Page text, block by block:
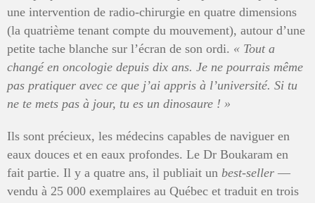
une intervention de radio-chirurgie en quatre dimensions
(la quatrième tenant compte du mouvement), autour d’une
petite tache blanche sur l’écran de son ordi. « Tout a
changé en oncologie depuis dix ans. Je ne pourrais même
pas pratiquer avec ce que j’ai appris à l’université. Si tu
ne te mets pas à jour, tu es un dinosaure ! »
Ils sont précieux, les médecins capables de naviguer en
eaux douces et en eaux profondes. Le Dr Boukaram en
fait partie. Il y a quatre ans, il publiait un best-seller —
vendu à 25 000 exemplaires au Québec et traduit en trois